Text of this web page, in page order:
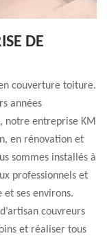
DE
couverture toiture.
années
notre entreprise KM
en rénovation et
sommes installés à
professionnels et
ses environs.
couvreurs
et réaliser tous